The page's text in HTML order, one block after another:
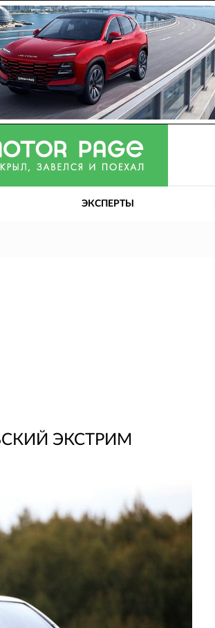
ЭКСПЕРТЫ
ЭКСТРИМ